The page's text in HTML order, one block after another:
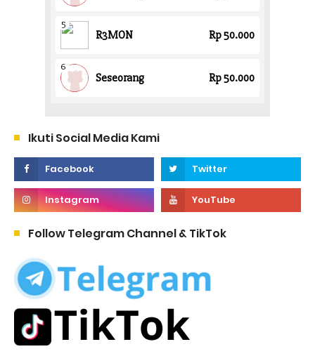
Ikuti Social Media Kami
Follow Telegram Channel & TikTok